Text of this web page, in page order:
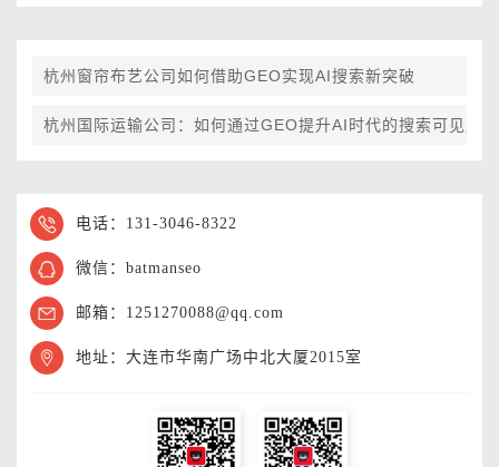
杭州窗帘布艺公司如何借助GEO实现AI搜索新突破
杭州国际运输公司：如何通过GEO提升AI时代的搜索可见度
电话：131-3046-8322
微信：batmanseo
邮箱：1251270088@qq.com
地址：大连市华南广场中北大厦2015室